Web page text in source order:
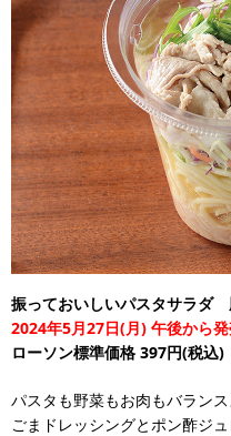
振っておいしいパスタサラダ
2024年5月27日(月) 午後から発
ローソン標準価格 397円(税込)
パスタも野菜もお肉もバランス
ごまドレッシングとポン酢ジ